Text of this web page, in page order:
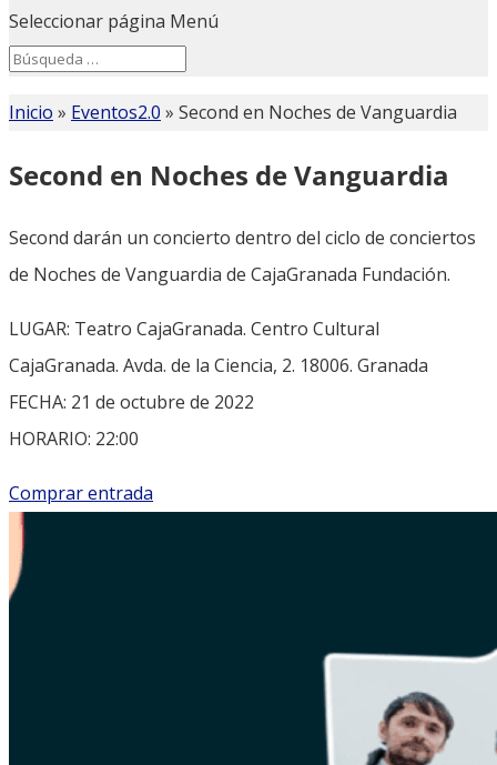
Seleccionar página Menú
Search
for...
Inicio » Eventos2.0 » Second en Noches de Vanguardia
Second en Noches de Vanguardia
Second darán un concierto dentro del ciclo de conciertos
de Noches de Vanguardia de CajaGranada Fundación.
LUGAR: Teatro CajaGranada. Centro Cultural
CajaGranada. Avda. de la Ciencia, 2. 18006. Granada
FECHA: 21 de octubre de 2022
HORARIO: 22:00
Comprar entrada